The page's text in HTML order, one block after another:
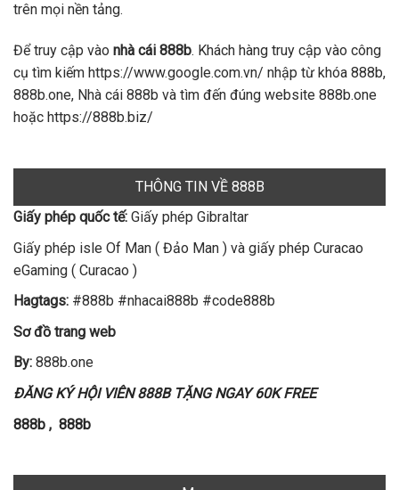
trên mọi nền tảng.
Để truy cập vào nhà cái 888b. Khách hàng truy cập vào công
cụ tìm kiếm https://www.google.com.vn/ nhập từ khóa 888b,
888b.one, Nhà cái 888b và tìm đến đúng website 888b.one
hoặc https://888b.biz/
THÔNG TIN VỀ 888B
Giấy phép quốc tế: Giấy phép Gibraltar
Giấy phép isle Of Man ( Đảo Man ) và giấy phép Curacao
eGaming ( Curacao )
Hagtags: #888b #nhacai888b #code888b
Sơ đồ trang web
By: 888b.one
ĐĂNG KÝ HỘI VIÊN 888B TẶNG NGAY 60K FREE
888b , 888b